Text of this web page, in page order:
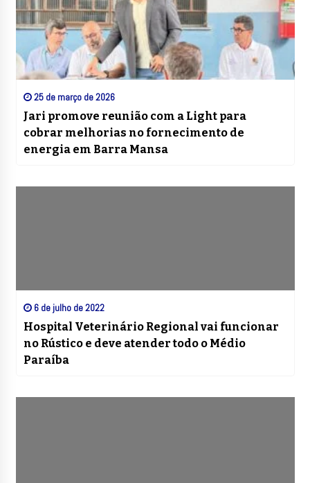
25 de março de 2026
Jari promove reunião com a Light para
cobrar melhorias no fornecimento de
energia em Barra Mansa
6 de julho de 2022
Hospital Veterinário Regional vai funcionar
no Rústico e deve atender todo o Médio
Paraíba